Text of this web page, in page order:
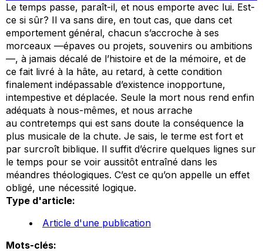
Le temps passe, paraît-il, et nous emporte avec lui. Est-
ce si sûr? Il va sans dire, en tout cas, que dans cet
emportement général, chacun s’accroche à ses
morceaux —épaves ou projets, souvenirs ou ambitions
—, à jamais décalé de l’histoire et de la mémoire, et de
ce fait livré à la hâte, au retard, à cette condition
finalement indépassable d’existence inopportune,
intempestive et déplacée. Seule la mort nous rend enfin
adéquats à nous-mêmes, et nous arrache
au contretemps qui est sans doute la conséquence la
plus musicale de la chute. Je sais, le terme est fort et
par surcroît biblique. Il suffit d’écrire quelques lignes sur
le temps pour se voir aussitôt entraîné dans les
méandres théologiques. C’est ce qu’on appelle un effet
obligé, une nécessité logique.
Type d'article:
Article d'une publication
Mots-clés: